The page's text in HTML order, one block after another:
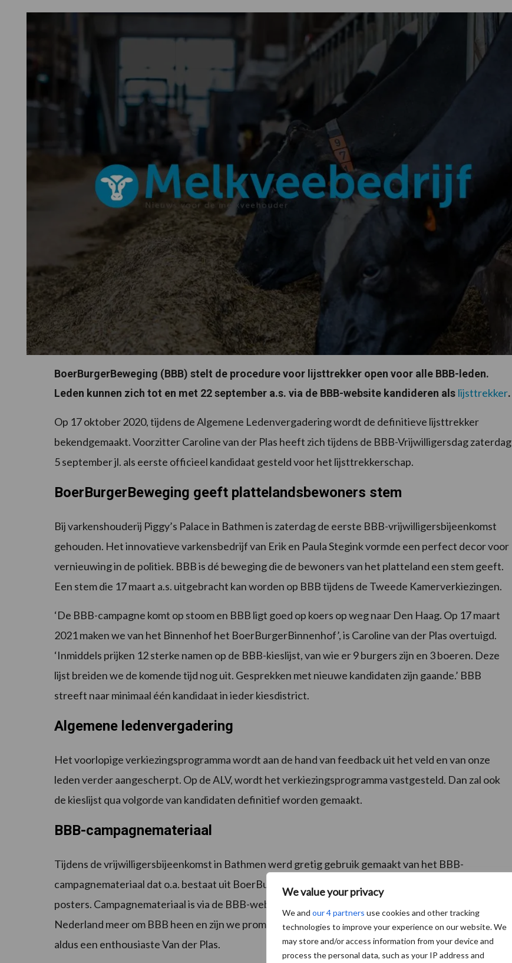
We value your privacy
We and our 4 partners use cookies and other tracking
technologies to improve your experience on our website. We
may store and/or access information from your device and
process the personal data, such as your IP address and
BoerBurgerBeweging (BBB) stelt de procedure voor lijsttrekker open voor alle BBB-leden.
Leden kunnen zich tot en met 22 september a.s. via de BBB-website kandideren als lijsttrekker.
Op 17 oktober 2020, tijdens de Algemene Ledenvergadering wordt de definitieve lijsttrekker
bekendgemaakt. Voorzitter Caroline van der Plas heeft zich tijdens de BBB-Vrijwilligersdag zaterdag
5 september jl. als eerste officieel kandidaat gesteld voor het lijsttrekkerschap.
BoerBurgerBeweging geeft plattelandsbewoners stem
Bij varkenshouderij Piggy’s Palace in Bathmen is zaterdag de eerste BBB-vrijwilligersbijeenkomst
gehouden. Het innovatieve varkensbedrijf van Erik en Paula Stegink vormde een perfect decor voor
vernieuwing in de politiek. BBB is dé beweging die de bewoners van het platteland een stem geeft.
Een stem die 17 maart a.s. uitgebracht kan worden op BBB tijdens de Tweede Kamerverkiezingen.
‘De BBB-campagne komt op stoom en BBB ligt goed op koers op weg naar Den Haag. Op 17 maart
2021 maken we van het Binnenhof het BoerBurgerBinnenhof’, is Caroline van der Plas overtuigd.
‘Inmiddels prijken 12 sterke namen op de BBB-kieslijst, van wie er 9 burgers zijn en 3 boeren. Deze
lijst breiden we de komende tijd nog uit. Gesprekken met nieuwe kandidaten zijn gaande.’ BBB
streeft naar minimaal één kandidaat in ieder kiesdistrict.
Algemene ledenvergadering
Het voorlopige verkiezingsprogramma wordt aan de hand van feedback uit het veld en van onze
leden verder aangescherpt. Op de ALV, wordt het verkiezingsprogramma vastgesteld. Dan zal ook
de kieslijst qua volgorde van kandidaten definitief worden gemaakt.
BBB-campagnemateriaal
Tijdens de vrijwilligersbijeenkomst in Bathmen werd gretig gebruik gemaakt van het BBB-
campagnemateriaal dat o.a. bestaat uit BoerBurgerBoeken, spandoeken, jassen, T-shirts, stickers en
posters. Campagnemateriaal is via de BBB-website te bestellen. ‘Binnenkort kan niemand in
Nederland meer om BBB heen en zijn we prominent zichtbaar op het platteland én in de steden,’
aldus een enthousiaste Van der Plas.